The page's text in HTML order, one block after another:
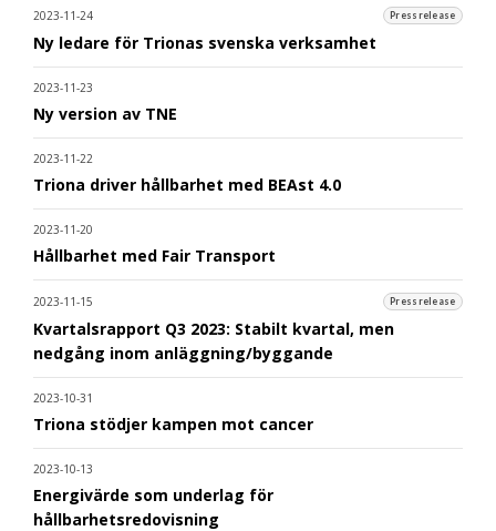
2023-11-24 Pressrelease
Ny ledare för Trionas svenska verksamhet
2023-11-23
Ny version av TNE
2023-11-22
Triona driver hållbarhet med BEAst 4.0
2023-11-20
Hållbarhet med Fair Transport
2023-11-15 Pressrelease
Kvartalsrapport Q3 2023: Stabilt kvartal, men
nedgång inom anläggning/byggande
2023-10-31
Triona stödjer kampen mot cancer
2023-10-13
Energivärde som underlag för
hållbarhetsredovisning